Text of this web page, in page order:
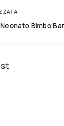
Bimbo